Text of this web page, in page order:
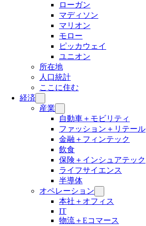
ローガン
マディソン
マリオン
モロー
ピッカウェイ
ユニオン
所在地
人口統計
ここに住む
経済
産業
自動車＋モビリティ
ファッション＋リテール
金融＋フィンテック
飲食
保険＋インシュアテック
ライフサイエンス
半導体
オペレーション
本社＋オフィス
IT
物流＋Eコマース